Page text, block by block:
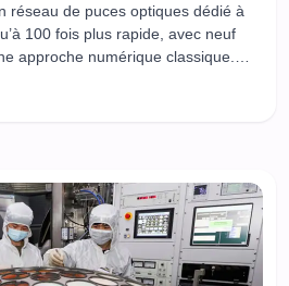
réseau de puces optiques dédié à
100 fois plus rapide, avec neuf
approche numérique classique.
transistors, pour gagner en latence